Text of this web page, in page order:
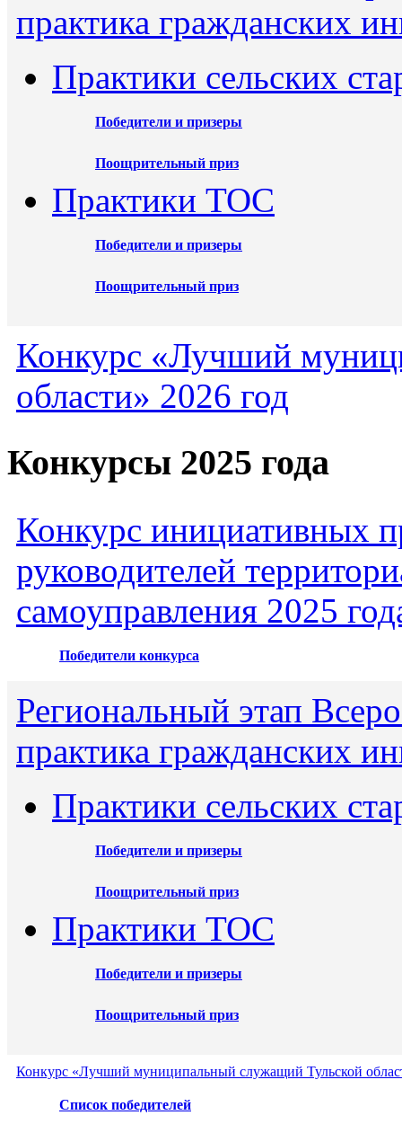
практика гражданских
Практики сельских
Победители и призеры
Поощрительный приз
Практики ТОС
Победители и призеры
Поощрительный приз
Конкурс «Лучший
области» 2026 год
Конкурсы 2025 года
Конкурс инициативных
руководителей
самоуправления 2025
Победители конкурса
Региональный этап
практика гражданских
Практики сельских
Победители и призеры
Поощрительный приз
Практики ТОС
Победители и призеры
Поощрительный приз
Конкурс «Лучший муниципальный служащий Тульской
Список победителей